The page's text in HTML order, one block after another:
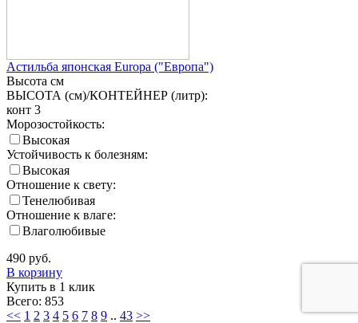
Астильба японская Europa ("Европа")
Высота см
ВЫСОТА (см)/КОНТЕЙНЕР (литр):
конт 3
Морозостойкость:
Высокая
Устойчивость к болезням:
Высокая
Отношение к свету:
Тенелюбивая
Отношение к влаге:
Влаголюбивые
490 руб.
В корзину
Купить в 1 клик
Всего: 853
<< 1 2 3 4 5 6 7 8 9 .. 43 >>